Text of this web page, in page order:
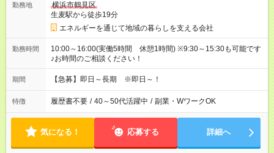
勤務地
横浜市鶴見区
生麦駅から徒歩19分
エネルギーを通じて地域の暮らしを支える会社
勤務時間
10:00～16:00(実働5時間 休憩1時間) ※9:30～15:30も可能です
♪お時間のご相談ください！
期間 【急募】即日～長期 ※即日～！
特徴 履歴書不要 / 40～50代活躍中 / 副業・WワークOK
気になる！ 応募する 詳細へ